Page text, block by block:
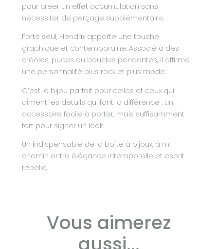
pour créer un effet accumulation sans
nécessiter de perçage supplémentaire.
Porté seul, Hendrix apporte une touche
graphique et contemporaine. Associé à des
créoles, puces ou boucles pendantes, il affirme
une personnalité plus rock et plus mode.
C’est le bijou parfait pour celles et ceux qui
aiment les détails qui font la différence : un
accessoire facile à porter, mais suffisamment
fort pour signer un look.
Un indispensable de la boîte à bijoux, à mi-
chemin entre élégance intemporelle et esprit
rebelle.
Vous aimerez